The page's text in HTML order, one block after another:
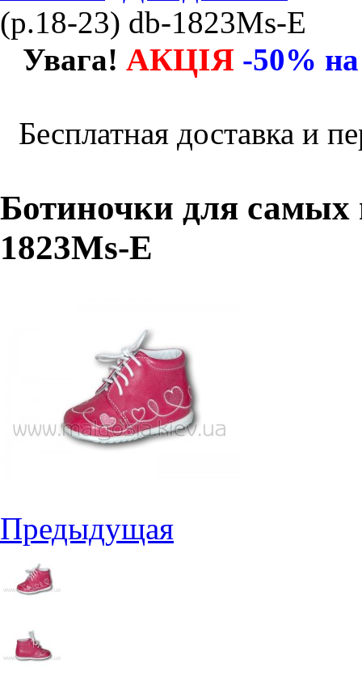
(р.18-23) db-1823Ms-E
Увага! АКЦІЯ -50%
Бесплатная доставка и
Ботиночки для самых
1823Ms-E
Предыдущая